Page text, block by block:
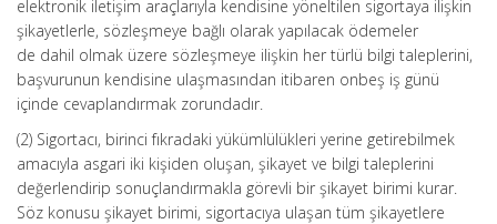
elektronik iletişim araçlarıyla kendisine yöneltilen sigortaya ilişkin
şikayetlerle, sözleşmeye bağlı olarak yapılacak ödemeler
de dahil olmak üzere sözleşmeye ilişkin her türlü bilgi taleplerini,
başvurunun kendisine ulaşmasından itibaren onbeş iş günü
içinde cevaplandırmak zorundadır.
(2) Sigortacı, birinci fıkradaki yükümlülükleri yerine getirebilmek
amacıyla asgari iki kişiden oluşan, şikayet ve bilgi taleplerini
değerlendirip sonuçlandırmakla görevli bir şikayet birimi kurar.
Söz konusu şikayet birimi, sigortacıya ulaşan tüm şikayetlere